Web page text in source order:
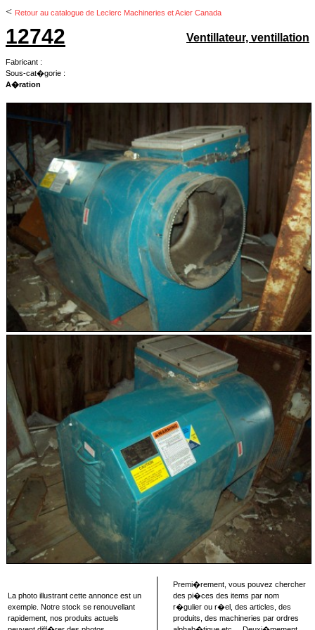
< Retour au catalogue de Leclerc Machineries et Acier Canada
12742
Fabricant :
Sous-cat�gorie :
A�ration
Ventillateur, ventillation
La photo illustrant cette annonce est un
exemple. Notre stock se renouvellant
rapidement, nos produits actuels
Premi�rement, vous pouvez chercher
des pi�ces des items par nom
r�gulier ou r�el, des articles, des
produits, des machineries par ordres